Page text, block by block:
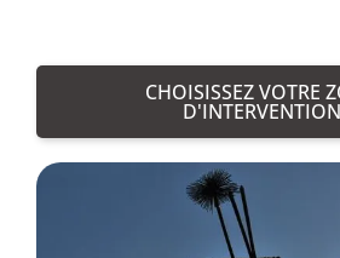
CHOISISSEZ VOTRE
D'INTERVENTION